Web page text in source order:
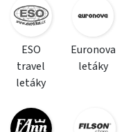
ESO
travel
letáky
Euronova
letáky